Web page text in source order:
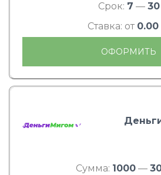
Срок: 7 — 30
Ставка: от 0.00
ОФОРМИТЬ
Сумма: 1000 —